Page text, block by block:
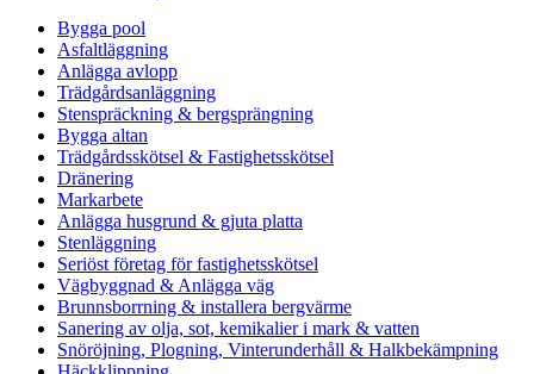
Bygga pool
Asfaltläggning
Anlägga avlopp
Trädgårdsanläggning
Stenspräckning & bergsprängning
Bygga altan
Trädgårdsskötsel & Fastighetsskötsel
Dränering
Markarbete
Anlägga husgrund & gjuta platta
Stenläggning
Seriöst företag för fastighetsskötsel
Vägbyggnad & Anlägga väg
Brunnsborrning & installera bergvärme
Sanering av olja, sot, kemikalier i mark & vatten
Snöröjning, Plogning, Vinterunderhåll & Halkbekämpning